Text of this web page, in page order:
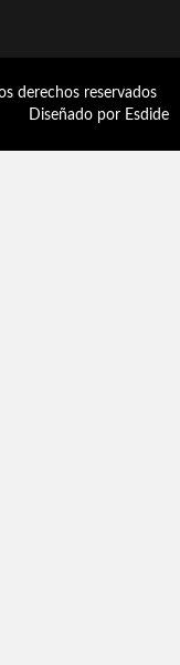
derechos reservados
Diseñado por Esdide